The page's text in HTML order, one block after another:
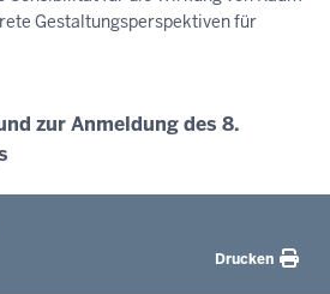
Gestaltungsperspektiven für
zur Anmeldung des 8.
Drucken